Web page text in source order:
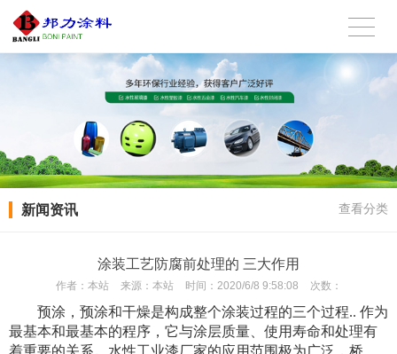
新闻资讯 查看分类
涂装工艺防腐前处理的 三大作用
作者： 本站 来源： 本站 时间： 2020/6/8 9:58:08 次数：
预涂，预涂和干燥是构成整个涂装过程的三个过程.. 作为
最基本和最基本的程序，它与涂层质量、使用寿命和处理有
着重要的关系。 水性工业漆厂家的应用范围极为广泛，桥